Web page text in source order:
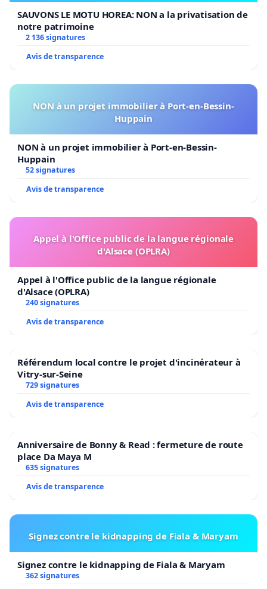
SAUVONS LE MOTU HOREA: NON a la privatisation de
notre patrimoine
2 136 signatures
Avis de transparence
NON à un projet immobilier à Port-en-Bessin-
Huppain
NON à un projet immobilier à Port-en-Bessin-
Huppain
52 signatures
Avis de transparence
Appel à l'Office public de la langue régionale
d'Alsace (OPLRA)
Appel à l'Office public de la langue régionale
d'Alsace (OPLRA)
240 signatures
Avis de transparence
Référendum local contre le projet d'incinérateur à
Vitry-sur-Seine
729 signatures
Avis de transparence
Anniversaire de Bonny & Read : fermeture de route
place Da Maya M
635 signatures
Avis de transparence
Signez contre le kidnapping de Fiala & Maryam
Signez contre le kidnapping de Fiala & Maryam
362 signatures